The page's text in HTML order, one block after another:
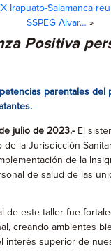
Irapuato-Salamanca
SSPEG Alvar… »
Positiva
parentales del
julio de 2023.- El
de la Jurisdicción
de la
de salud de las
este taller fue
creando ambientes
interés superior de